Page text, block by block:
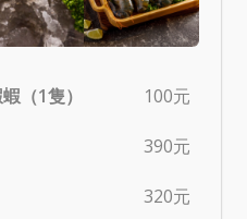
（1隻） 100元
390元
320元